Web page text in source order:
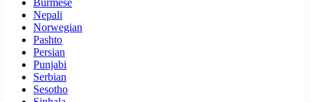
Burmese
Nepali
Norwegian
Pashto
Persian
Punjabi
Serbian
Sesotho